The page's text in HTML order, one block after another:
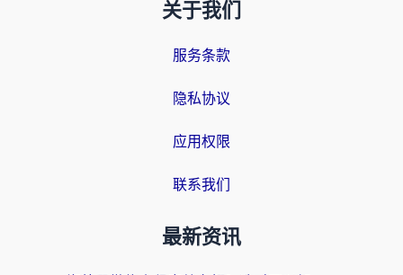
关于我们
服务条款
隐私协议
应用权限
联系我们
最新资讯